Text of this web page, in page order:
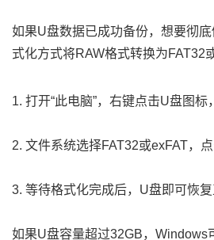
如果U盘数据已成功备份，想要彻
式化方式将RAW格式转换为FAT32
1. 打开“此电脑”，右键点击U盘图标
2. 文件系统选择FAT32或exFAT，点
3. 等待格式化完成后，U盘即可恢复
如果U盘容量超过32GB，Windows